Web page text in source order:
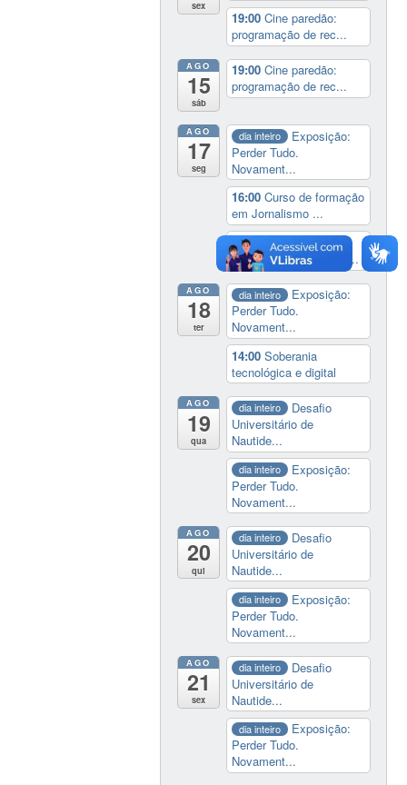
sex
19:00Cine paredão:
programação de rec...
AGO
15
sáb
19:00Cine paredão:
programação de rec...
AGO
17
seg
dia inteiro
Exposição:
Perder Tudo.
Novament...
16:00Curso de formação
em Jornalismo ...
19:00
Aula Magna do
IELA: Homenagem ao...
AGO
18
ter
dia inteiro
Exposição:
Perder Tudo.
Novament...
14:00Soberania
tecnológica e digital
AGO
19
qua
dia inteiro
Desafio
Universitário de
Nautide...
dia inteiro
Exposição:
Perder Tudo.
Novament...
AGO
20
qui
dia inteiro
Desafio
Universitário de
Nautide...
dia inteiro
Exposição:
Perder Tudo.
Novament...
AGO
21
sex
dia inteiro
Desafio
Universitário de
Nautide...
dia inteiro
Exposição:
Perder Tudo.
Novament...